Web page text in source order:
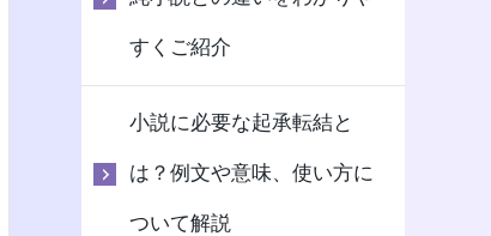
すくご紹介
小説に必要な起承転結と
は？例文や意味、使い方に
ついて解説